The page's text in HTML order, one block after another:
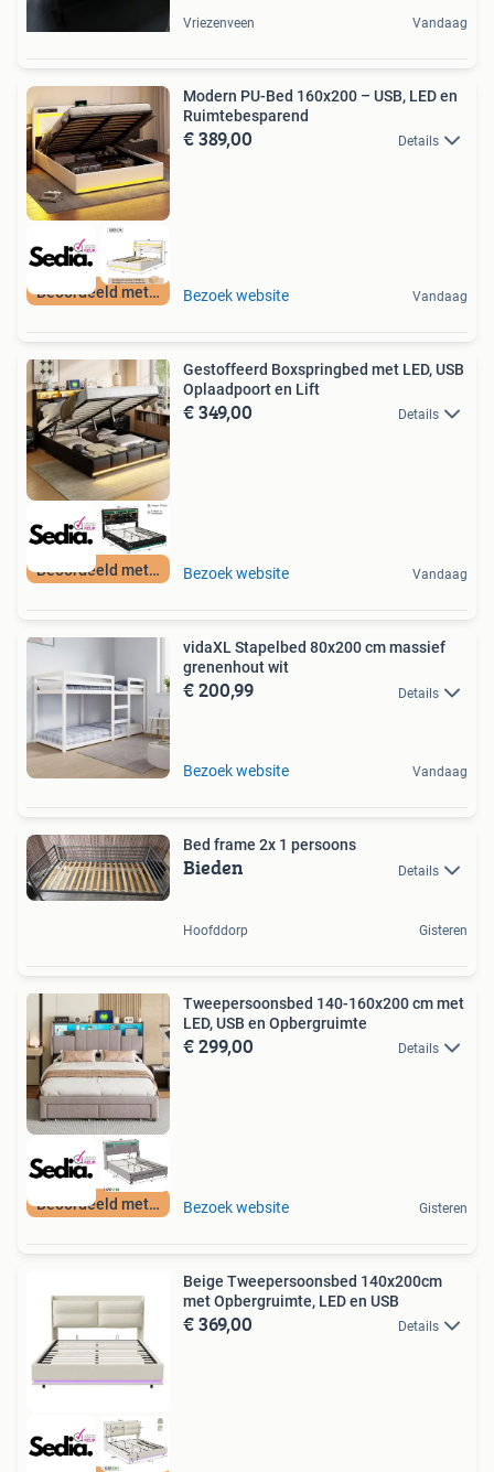
Vriezenveen Vandaag
Beoordeeld met 9+
Modern PU-Bed 160x200 – USB, LED en
Ruimtebesparend
€ 389,00 Details
Bezoek website Vandaag
Beoordeeld met 9+
Gestoffeerd Boxspringbed met LED, USB
Oplaadpoort en Lift
€ 349,00 Details
Bezoek website Vandaag
vidaXL Stapelbed 80x200 cm massief
grenenhout wit
€ 200,99 Details
Bezoek website Vandaag
Bed frame 2x 1 persoons
Bieden Details
Hoofddorp Gisteren
Beoordeeld met 9+
Tweepersoonsbed 140-160x200 cm met
LED, USB en Opbergruimte
€ 299,00 Details
Bezoek website Gisteren
Beige Tweepersoonsbed 140x200cm
met Opbergruimte, LED en USB
€ 369,00 Details